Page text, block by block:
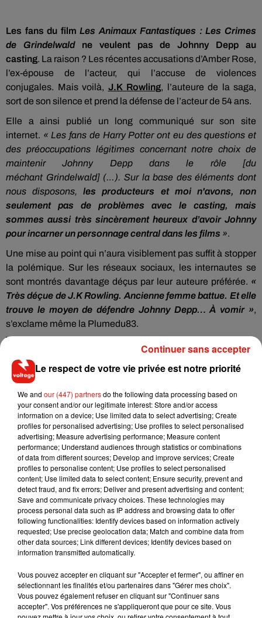
Les fans du filmLes Animaux Fantastiques : Les Crimes
de Grindelwaldne veulent pas de Johnny Depp au
casting. La raison ? Les récentes accusations d’Amber Rose,
l’ex-épouse de l’acteur, qui l’accuse de violences
conjugales. Mais voilà, J.K Rowling, l’auteure de la saga,
sort de son silence et prend la défense de l’acteurde 54ans.
Elle a ainsi publié un long communiqué sur son site
internet. « Les fans de Harry Potteront eu des questions et
des préoccupations légitimes concernant notre choix de
maintenir Johnny Depp dans le rôle [du
méchant Grindelwald] (…). Sur la base des éléments dont
nous disposons,les producteurs et moi n'avons, non
seulement pas de problèmes avec le casting, mais
sommes aussi très sincèrement heureux d’avoir Johnny
pour incarner un personnage central dans les films ».
Une mise au point qui n’aura visiblement pas suffit à stopper
la polémique. Sur les réseaux sociaux, les internautes se
sont montrés davantage déçus par leur auteure préférée. «
Très déçue deJ.KRowling. Ancienne femme battue. Et elle
trouve le moyen de défendre Johnny Depp… À vomir »,
s’exclame même la Plumedu83.
I'm saying what I can about the Grindelwald casting issue
here:
— J.K. Rowling (@jk_rowling)
Très déçue de JK Rowling. Elle qui a bercé mon enfance.
Ancienne femme battue. Et elle trouve le moyen de
défendre Johnny Depp... A vomir.
— Meuf�x (@Plumedu83)7 décembre 2017
Musique
Angèle et Amélie Lens dévoilent leur
collaboration tant attendue
Le respect de votre vie privée est notre priorité
We and our (447) partnersdo the following data processing based on
your consent and/or our legitimate interest: Store and/or access
information on a device; Use limited data to select advertising; Create
profiles for personalised advertising; Use profiles to select personalised
advertising; Measure advertising performance; Measure content
performance; Understand audiences through statistics or combinations
of data from different sources; Develop and improve services; Create
profiles to personalise content; Use profiles to select personalised
content; Use limited data to select content; Ensure security, prevent and
detect fraud, and fix errors; Deliver and present advertising and content;
Save and communicate privacy choices. These technologies may
process personal data such as IP address and browsing data to offer
following functionalities: Identify devices based on information actively
requested; Use precise geolocation data; Match and combine data from
other data sources; Link different devices; Identify devices based on
information transmitted automatically.
Vous pouvez accepter en cliquant sur "Accepter et fermer", ou affiner en
sélectionnant les finalités et/ou partenaires dans "Gérer mes choix".
Vous pouvez également refuser en cliquant sur "Continuer sans
accepter". Vos préférences ne s'appliqueront que pour ce site. Vous
Continuer sans accepter